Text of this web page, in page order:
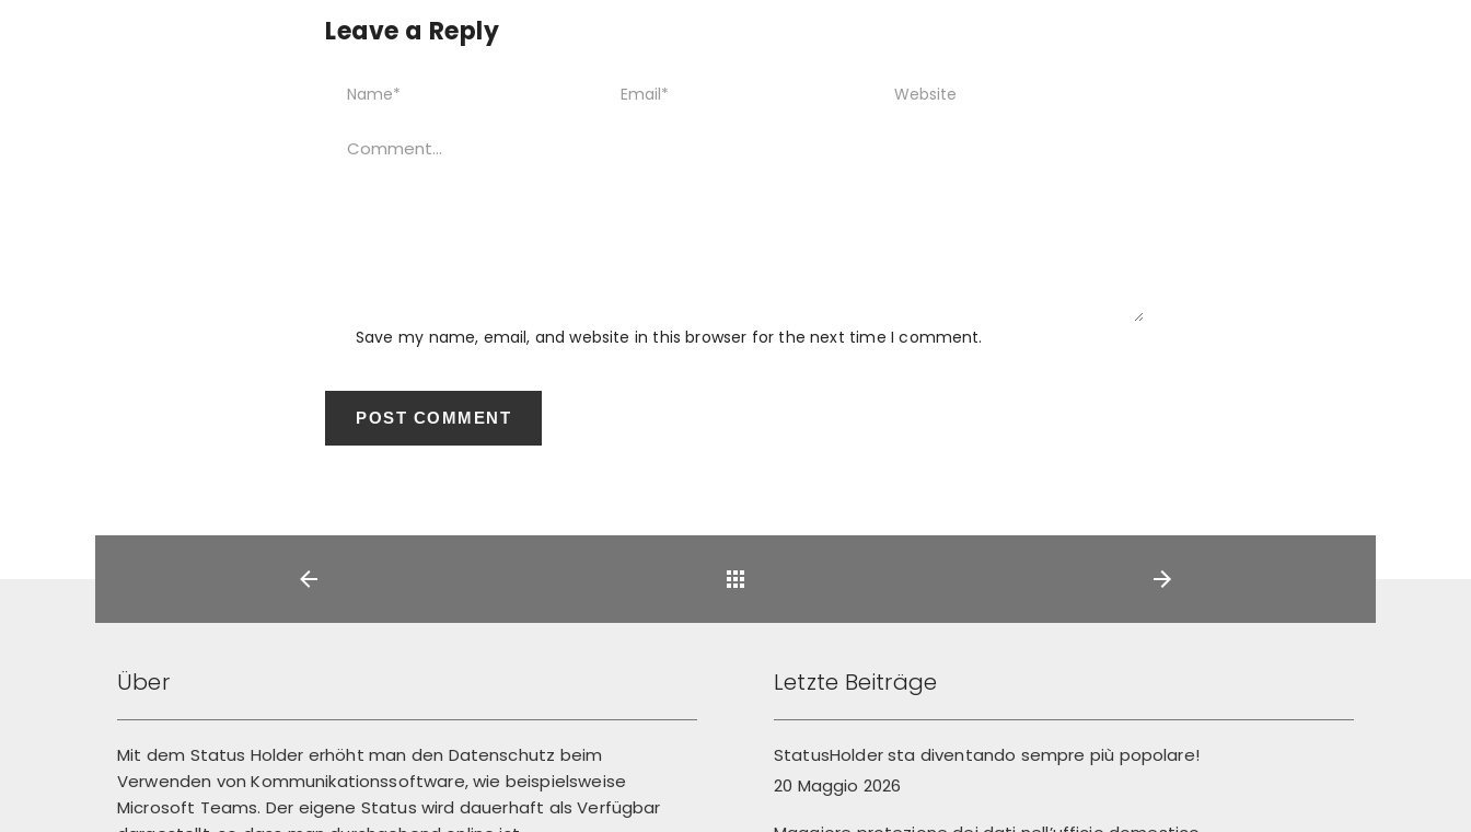
Leave a Reply
Save my name, email, and website in this browser for the next time I comment.
Über
Mit dem Status Holder erhöht man den Datenschutz beim
Verwenden von Kommunikationssoftware, wie beispielsweise
Microsoft Teams. Der eigene Status wird dauerhaft als Verfügbar
Letzte Beiträge
StatusHolder sta diventando sempre più popolare!
20 Maggio 2026